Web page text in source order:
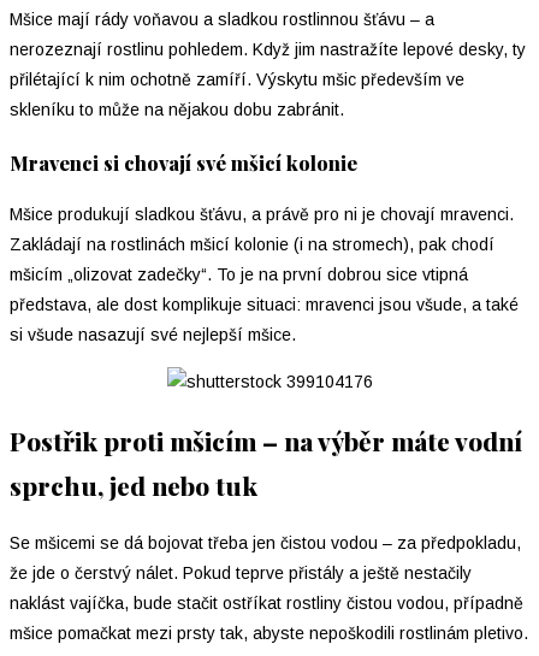
Mšice mají rády voňavou a sladkou rostlinnou šťávu – a
nerozeznají rostlinu pohledem. Když jim nastražíte lepové desky, ty
přilétající k nim ochotně zamíří. Výskytu mšic především ve
skleníku to může na nějakou dobu zabránit.
Mravenci si chovají své mšicí kolonie
Mšice produkují sladkou šťávu, a právě pro ni je chovají mravenci.
Zakládají na rostlinách mšicí kolonie (i na stromech), pak chodí
mšicím „olizovat zadečky“. To je na první dobrou sice vtipná
představa, ale dost komplikuje situaci: mravenci jsou všude, a také
si všude nasazují své nejlepší mšice.
Postřik proti mšicím – na výběr máte vodní
sprchu, jed nebo tuk
Se mšicemi se dá bojovat třeba jen čistou vodou – za předpokladu,
že jde o čerstvý nálet. Pokud teprve přistály a ještě nestačily
naklást vajíčka, bude stačit ostříkat rostliny čistou vodou, případně
mšice pomačkat mezi prsty tak, abyste nepoškodili rostlinám pletivo.